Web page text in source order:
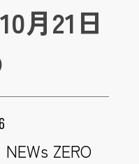
月21日
ZERO